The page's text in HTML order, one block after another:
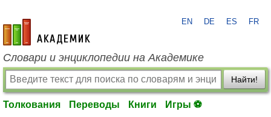
academic.ru
EN DE ES FR
Словари и энциклопедии на Академике
Найти!
Толкования Переводы Книги Игры ⚽